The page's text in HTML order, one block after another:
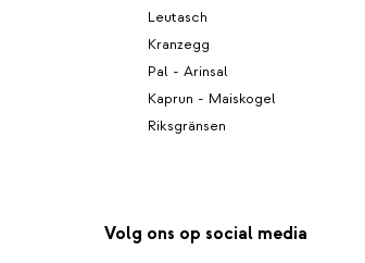
Leutasch
Kranzegg
Pal - Arinsal
Kaprun - Maiskogel
Riksgränsen
Volg ons op social media